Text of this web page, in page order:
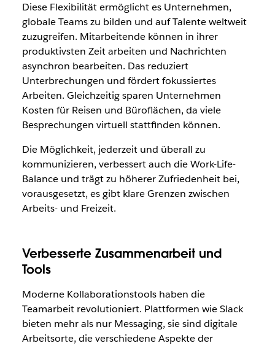
Diese Flexibilität ermöglicht es Unternehmen,
globale Teams zu bilden und auf Talente weltweit
zuzugreifen. Mitarbeitende können in ihrer
produktivsten Zeit arbeiten und Nachrichten
asynchron bearbeiten. Das reduziert
Unterbrechungen und fördert fokussiertes
Arbeiten. Gleichzeitig sparen Unternehmen
Kosten für Reisen und Büroflächen, da viele
Besprechungen virtuell stattfinden können.
Die Möglichkeit, jederzeit und überall zu
kommunizieren, verbessert auch die Work-Life-
Balance und trägt zu höherer Zufriedenheit bei,
vorausgesetzt, es gibt klare Grenzen zwischen
Arbeits- und Freizeit.
Verbesserte Zusammenarbeit und
Tools
Moderne Kollaborationstools haben die
Teamarbeit revolutioniert. Plattformen wie Slack
bieten mehr als nur Messaging, sie sind digitale
Arbeitsorte, die verschiedene Aspekte der